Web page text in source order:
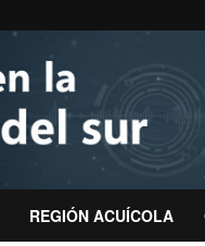
REGIÓN ACUÍCOLA